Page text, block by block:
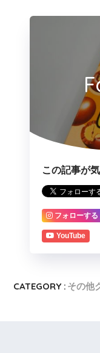
この記事が
フォローする
YouTube
CATEGORY : その他